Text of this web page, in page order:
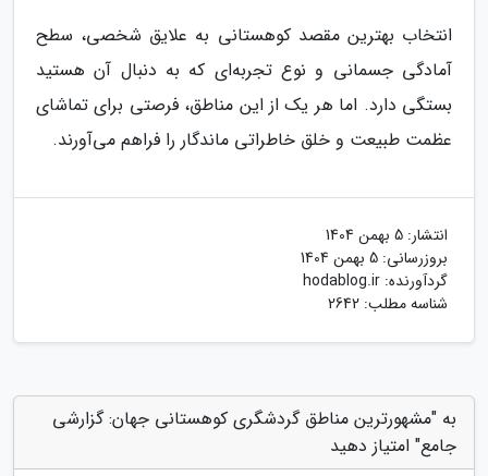
انتخاب بهترین مقصد کوهستانی به علایق شخصی، سطح
آمادگی جسمانی و نوع تجربه‌ای که به دنبال آن هستید
بستگی دارد. اما هر یک از این مناطق، فرصتی برای تماشای
عظمت طبیعت و خلق خاطراتی ماندگار را فراهم می‌آورند.
انتشار: 5 بهمن 1404
بروزرسانی: 5 بهمن 1404
گردآورنده: hodablog.ir
شناسه مطلب: 2642
به "مشهورترین مناطق گردشگری کوهستانی جهان: گزارشی
جامع" امتیاز دهید